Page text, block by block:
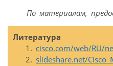
По материалам,
Литература
cisco.com/web/RU/
slideshare.net/